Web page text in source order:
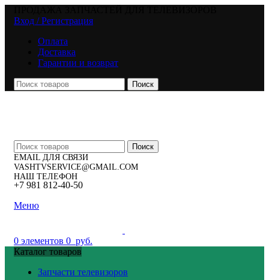
Вход / Регистрация
Оплата
Доставка
Гарантии и возврат
Поиск
Поиск
EMAIL ДЛЯ СВЯЗИ
VASHTVSERVICE@GMAIL.COM
НАШ ТЕЛЕФОН
+7 981 812-40-50
Меню
0 элементов 0 руб.
Каталог товаров
Запчасти телевизоров